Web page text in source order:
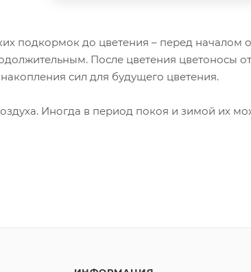
подкормок до цветения – перед началом
После цветения цветоносы
сил для будущего цветения.
Иногда в период покоя и зимой их